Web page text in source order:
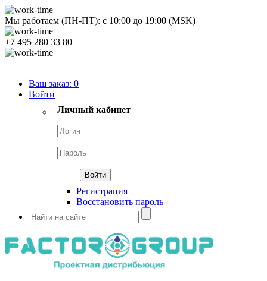
Мы работаем (ПН-ПТ): с 10:00 до 19:00 (MSK)
+7 495 280 33 80
Ваш заказ: 0
Войти
Личный кабинет
Регистрация
Восстановить пароль